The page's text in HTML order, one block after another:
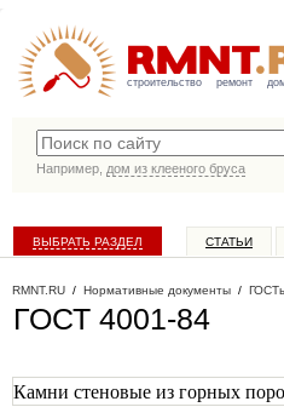
строительство ремонт
Например, дом из клееного бруса
ВЫБРАТЬ РАЗДЕЛ СТАТЬИ
RMNT.RU / Нормативные документы /
ГОСТ 4001-84
Камни стеновые из горных